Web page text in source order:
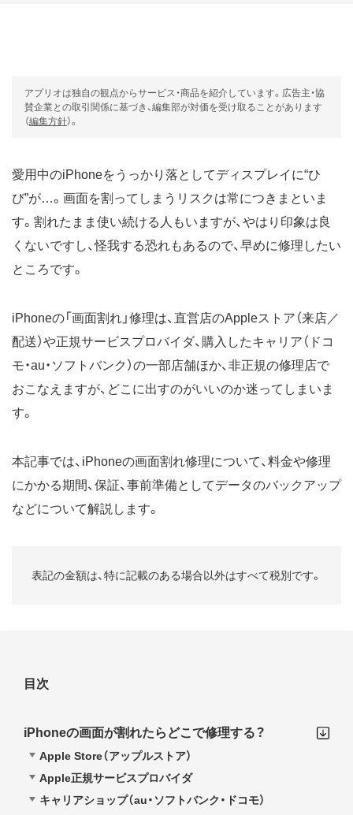
アプリオは独自の観点からサービス・商品を紹介しています。広告主・協
賛企業との取引関係に基づき、編集部が対価を受け取ることがあります
（編集方針）。
愛用中のiPhoneをうっかり落としてディスプレイに“ひ
び”が…。画面を割ってしまうリスクは常につきまといま
す。割れたまま使い続ける人もいますが、やはり印象は良
くないですし、怪我する恐れもあるので、早めに修理したい
ところです。
iPhoneの「画面割れ」修理は、直営店のAppleストア（来店／
配送）や正規サービスプロバイダ、購入したキャリア（ドコ
モ・au・ソフトバンク）の一部店舗ほか、非正規の修理店で
おこなえますが、どこに出すのがいいのか迷ってしまいま
す。
本記事では、iPhoneの画面割れ修理について、料金や修理
にかかる期間、保証、事前準備としてデータのバックアップ
などについて解説します。
表記の金額は、特に記載のある場合以外はすべて税別 です。
目次
iPhoneの画面が割れたらどこで修理する？
Apple Store（アップルストア）
Apple正規サービスプロバイダ
キャリアショップ（au・ソフトバンク・ドコモ）